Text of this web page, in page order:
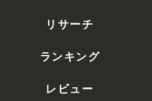
リサーチ
ランキング
レビュー